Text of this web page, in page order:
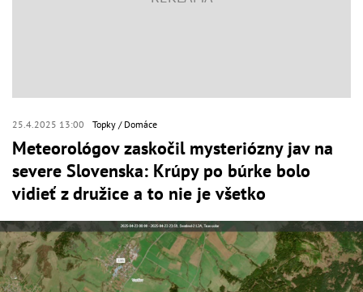
25.4.2025 13:00 Topky Domáce
Meteorológov zaskočil mysteriózny jav na
severe Slovenska: Krúpy po búrke bolo
vidieť z družice a to nie je všetko